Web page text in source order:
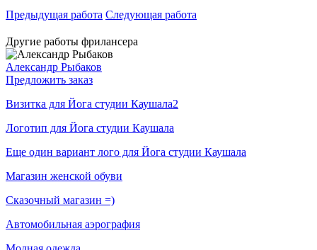
Предыдущая работа Следующая работа
Другие работы фрилансера
Александр Рыбаков
Предложить заказ
Визитка для Йога студии Каушала2
Логотип для Йога студии Каушала
Еще один вариант лого для Йога студии Каушала
Магазин женской обуви
Сказочный магазин =)
Автомобильная аэрография